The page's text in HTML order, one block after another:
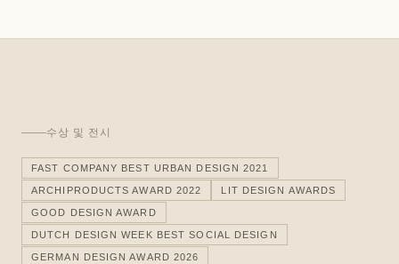
수상 및 전시
FAST COMPANY BEST URBAN DESIGN 2021
ARCHIPRODUCTS AWARD 2022 LIT DESIGN AWARDS
GOOD DESIGN AWARD
DUTCH DESIGN WEEK BEST SOCIAL DESIGN
GERMAN DESIGN AWARD 2026